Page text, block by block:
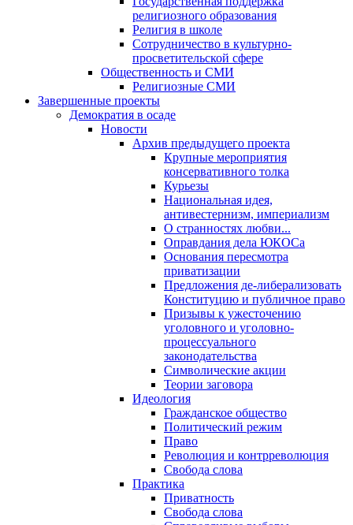
религиозного образования
Религия в школе
Сотрудничество в культурно-
просветительской сфере
Общественность и СМИ
Религиозные СМИ
Завершенные проекты
Демократия в осаде
Новости
Архив предыдущего проекта
Крупные мероприятия
консервативного толка
Курьезы
Национальная идея,
антивестернизм, империализм
О странностях любви...
Оправдания дела ЮКОСа
Основания пересмотра
приватизации
Предложения де-либерализовать
Конституцию и публичное право
Призывы к ужесточению
уголовного и уголовно-
процессуального
законодательства
Символические акции
Теории заговора
Идеология
Гражданское общество
Политический режим
Право
Революция и контрреволюция
Свобода слова
Практика
Приватность
Свобода слова